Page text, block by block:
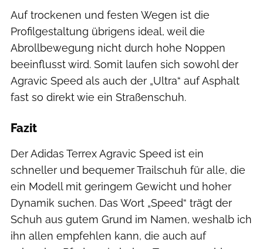
Auf trockenen und festen Wegen ist die
Profilgestaltung übrigens ideal, weil die
Abrollbewegung nicht durch hohe Noppen
beeinflusst wird. Somit laufen sich sowohl der
Agravic Speed als auch der „Ultra“ auf Asphalt
fast so direkt wie ein Straßenschuh.
Fazit
Der Adidas Terrex Agravic Speed ist ein
schneller und bequemer Trailschuh für alle, die
ein Modell mit geringem Gewicht und hoher
Dynamik suchen. Das Wort „Speed“ trägt der
Schuh aus gutem Grund im Namen, weshalb ich
ihn allen empfehlen kann, die auch auf